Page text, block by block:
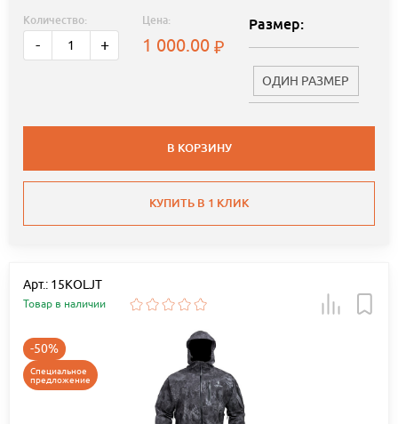
Количество:
- +
Цена:
1 000.00
Размер:
ОДИН РАЗМЕР
В КОРЗИНУ
КУПИТЬ В 1 КЛИК
Арт.: 15KOLJT
Товар в наличии
-50%
Специальное
предложение